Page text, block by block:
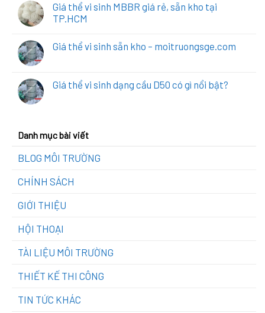
Giá thể vi sinh MBBR giá rẻ, sẵn kho tại
TP.HCM
Giá thể vi sinh sẵn kho – moitruongsge.com
Giá thể vi sinh dạng cầu D50 có gì nổi bật?
Danh mục bài viết
BLOG MÔI TRƯỜNG
CHÍNH SÁCH
GIỚI THIỆU
HỘI THOẠI
TÀI LIỆU MÔI TRƯỜNG
THIẾT KẾ THI CÔNG
TIN TỨC KHÁC